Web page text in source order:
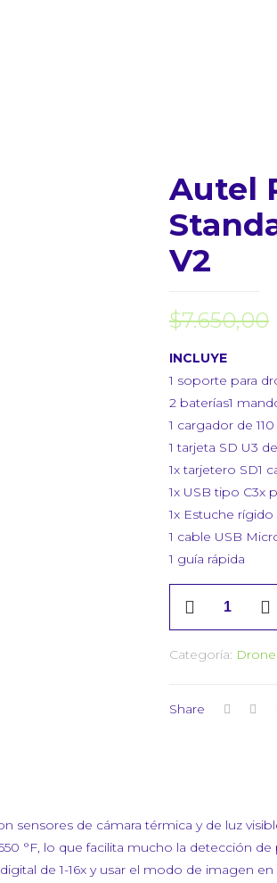
Autel
V2
$7.650,00
INCLUYE
1 soporte para
2 baterías1
1 cargador de 110
1 tarjeta SD U3
1x tarjetero SD1
1x USB tipo C3x
1x Estuche
1 cable USB
1 guía rápida
Robotics
II
Standard
Categoría:
Share
sensores de cámara térmica y de luz
°F, lo que facilita mucho la detección
de 1-16x y usar el modo de imagen